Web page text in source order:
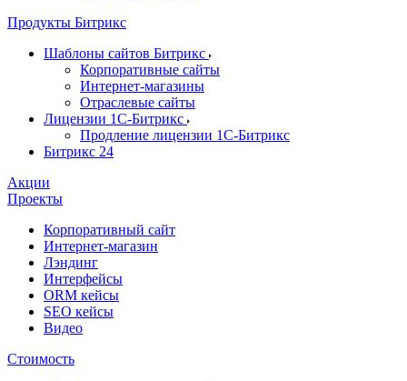
Продукты Битрикс
Шаблоны сайтов Битрикс
Корпоративные сайты
Интернет-магазины
Отраслевые сайты
Лицензии 1С-Битрикс
Продление лицензии 1С-Битрикс
Битрикс 24
Акции
Проекты
Корпоративный сайт
Интернет-магазин
Лэндинг
Интерфейсы
ORM кейсы
SEO кейсы
Видео
Стоимость